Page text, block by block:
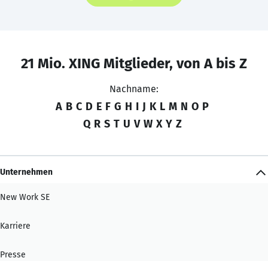
21 Mio. XING Mitglieder, von A bis Z
Nachname:
A B C D E F G H I J K L M N O P
Q R S T U V W X Y Z
Unternehmen
New Work SE
Karriere
Presse